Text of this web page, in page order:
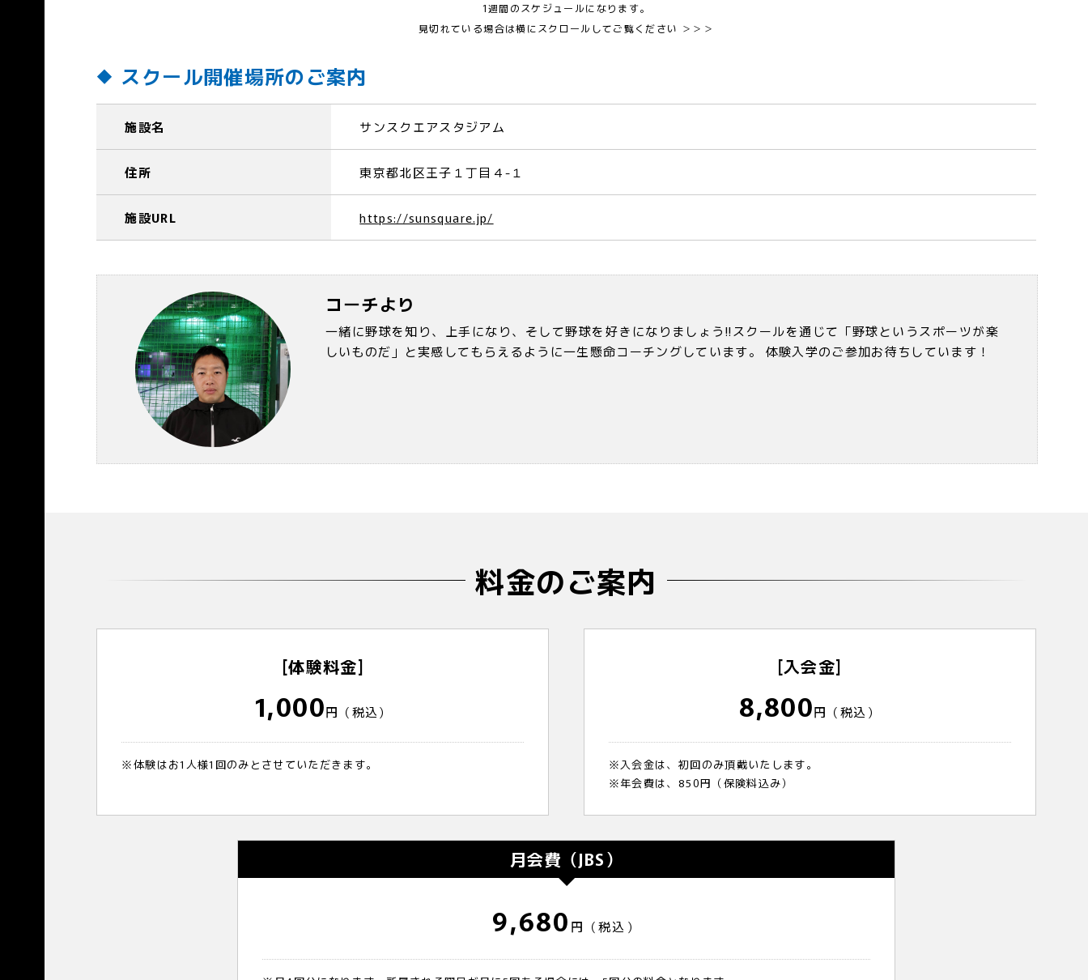
1週間のスケジュールになります。
見切れている場合は横にスクロールしてご覧ください ＞＞＞
スクール開催場所のご案内
施設名 サンスクエアスタジアム
住所 東京都北区王子１丁目４-１
施設URL https://sunsquare.jp/
コーチより
一緒に野球を知り、上手になり、そして野球を好きになりましょう!!スクールを通じて「野球というスポーツが楽
しいものだ」と実感してもらえるように一生懸命コーチングしています。 体験入学のご参加お待ちしています！
料金のご案内
[体験料金]
1,000円（税込）
※体験はお1人様1回のみとさせていただきます。
[入会金]
8,800円（税込）
※入会金は、初回のみ頂戴いたします。
※年会費は、850円（保険料込み）
月会費（JBS）
9,680 円（税込）